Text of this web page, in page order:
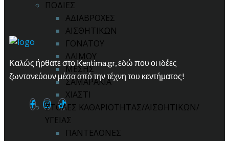
ΠΟΔΙΕΣ
ΑΔΙΑΒΡΟΧΕΣ
ΑΙΣΘΗΤΙΚΩΝ
ΓΟΝΑΤΟΥ
ΛΑΙΜΟΥ
ΜΕΣΗΣ
ΣΑΜΑΡΑΚΙΑ
ΧΙΑΣΤΙ
ΣΤΟΛΕΣ ΚΑΘΑΡΙΟΤΗΤΑΣ/ΑΙΣΘΗΤΙΚΩΝ/
ΥΓΕΙΑΣ
ΠΑΝΤΕΛΟΝΕΣ
Καλώς ήρθατε στο Kentima.gr, εδώ που οι ιδέες
ζωντανεύουν μέσα από την τέχνη του κεντήματος!